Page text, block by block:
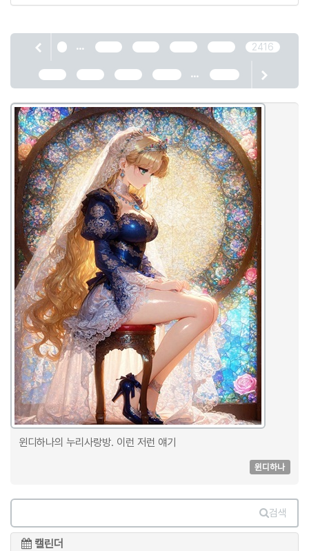
... 2416
...
윈디하나의 누리사랑방. 이런 저런 얘기
윈디하나
검색
캘린더